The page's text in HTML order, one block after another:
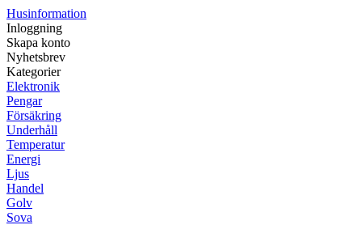
Husinformation
Inloggning
Skapa konto
Nyhetsbrev
Kategorier
Elektronik
Pengar
Försäkring
Underhåll
Temperatur
Energi
Ljus
Handel
Golv
Sova